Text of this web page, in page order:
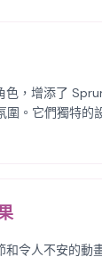
色，增添了
。它們獨特的
和令人不安的動